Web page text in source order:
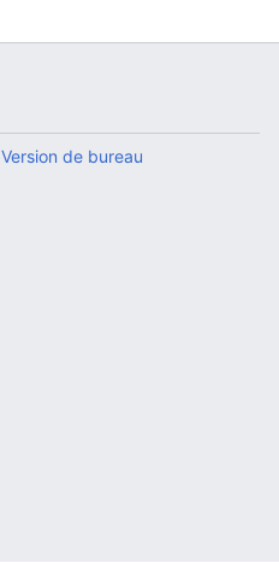
Version de bureau